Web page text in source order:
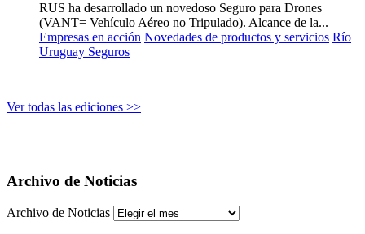
RUS ha desarrollado un novedoso Seguro para Drones
(VANT= Vehículo Aéreo no Tripulado). Alcance de la...
Empresas en acción Novedades de productos y servicios Río
Uruguay Seguros
Ver todas las ediciones >>
Archivo de Noticias
Archivo de Noticias